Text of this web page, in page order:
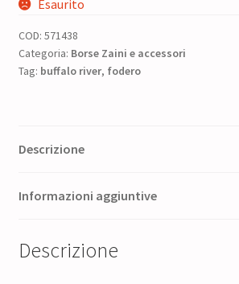
originale
era:
20,00 €.16,00 €.
Esaurito
COD: 571438
Categoria: Borse Zaini e accessori
Tag: buffalo river, fodero
Descrizione
Informazioni aggiuntive
Descrizione